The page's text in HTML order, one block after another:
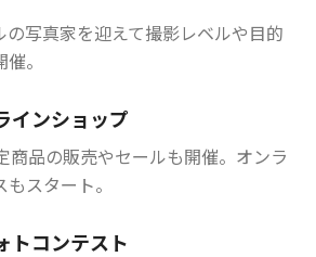
の写真家を迎えて撮影レベルや目的
。
インショップ
商品の販売やセールも開催。オンラ
スタート。
トコンテスト